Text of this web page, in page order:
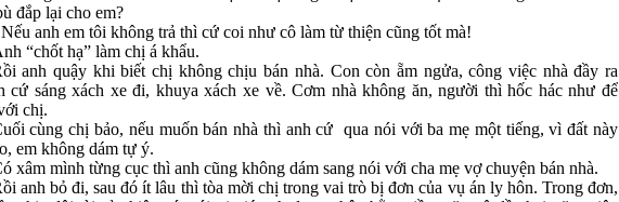
đắp lại cho em?
anh em tôi không trả thì cứ coi như cô làm từ thiện cũng tốt mà!
“chốt hạ” làm chị á khẩu.
anh quậy khi biết chị không chịu bán nhà. Con còn ẵm ngửa, công việc nhà đầy ra
cứ sáng xách xe đi, khuya xách xe về. Cơm nhà không ăn, người thì hốc hác như để
chị.
cùng chị bảo, nếu muốn bán nhà thì anh cứ qua nói với ba mẹ một tiếng, vì đất này
em không dám tự ý.
xâm mình từng cục thì anh cũng không dám sang nói với cha mẹ vợ chuyện bán nhà.
anh bỏ đi, sau đó ít lâu thì tòa mời chị trong vai trò bị đơn của vụ án ly hôn. Trong đơn,